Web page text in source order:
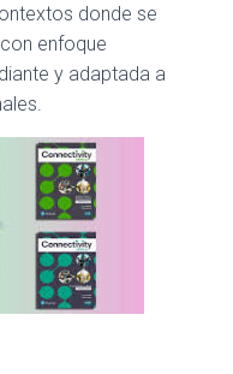
donde se
enfoque
y adaptada a